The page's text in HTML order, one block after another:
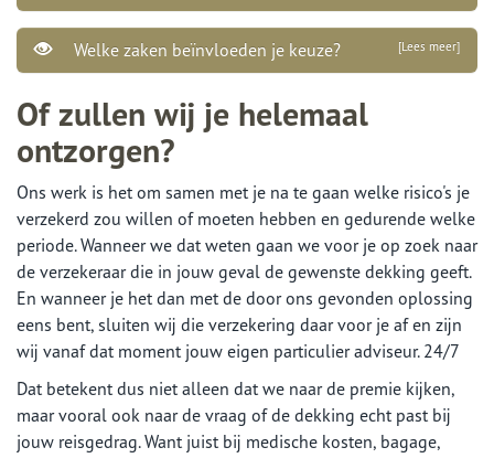
Welke zaken beïnvloeden je keuze? [Lees meer]
Of zullen wij je helemaal
ontzorgen?
Ons werk is het om samen met je na te gaan welke risico's je
verzekerd zou willen of moeten hebben en gedurende welke
periode. Wanneer we dat weten gaan we voor je op zoek naar
de verzekeraar die in jouw geval de gewenste dekking geeft.
En wanneer je het dan met de door ons gevonden oplossing
eens bent, sluiten wij die verzekering daar voor je af en zijn
wij vanaf dat moment jouw eigen particulier adviseur. 24/7
Dat betekent dus niet alleen dat we naar de premie kijken,
maar vooral ook naar de vraag of de dekking echt past bij
jouw reisgedrag. Want juist bij medische kosten, bagage,